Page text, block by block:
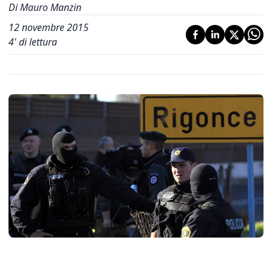
Di Mauro Manzin
12 novembre 2015
4' di lettura